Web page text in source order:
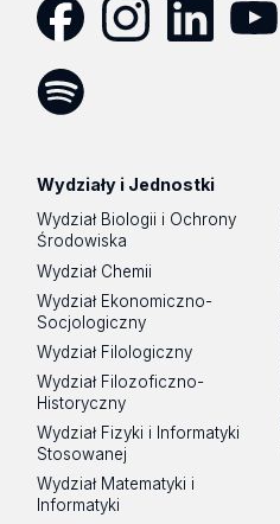
Wydziały i Jednostki
Wydział Biologii i Ochrony
Środowiska
Wydział Chemii
Wydział Ekonomiczno-
Socjologiczny
Wydział Filologiczny
Wydział Filozoficzno-
Historyczny
Wydział Fizyki i Informatyki
Stosowanej
Wydział Matematyki i
Informatyki